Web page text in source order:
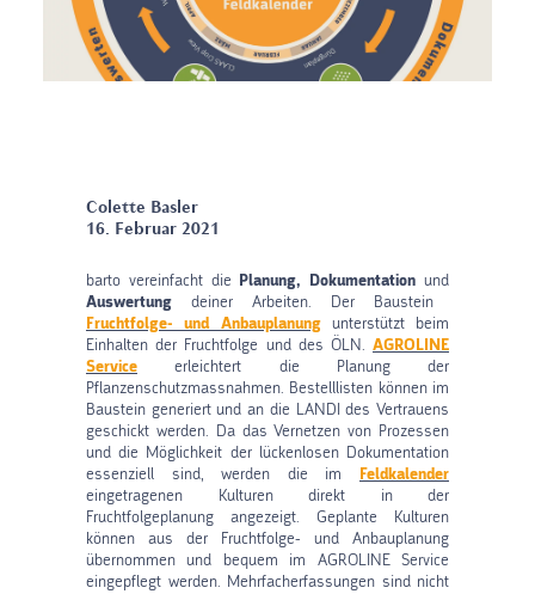
Colette Basler
16. Februar 2021
barto vereinfacht die Planung, Dokumentationund
Auswertung deiner Arbeiten. Der Baustein
Fruchtfolge- und Anbauplanung
unterstützt beim
Einhalten der Fruchtfolge und des ÖLN. AGROLINE
Service
erleichtert die Planung der
Pflanzenschutzmassnahmen. Bestelllisten können im
Baustein generiert und an die LANDI des Vertrauens
geschickt werden. Da das Vernetzen von Prozessen
und die Möglichkeit der lückenlosen Dokumentation
essenziell sind, werden die im
Feldkalender
eingetragenen Kulturen direkt in der
Fruchtfolgeplanung angezeigt. Geplante Kulturen
können aus der Fruchtfolge- und Anbauplanung
übernommen und bequem im AGROLINE Service
eingepflegt werden. Mehrfacherfassungen sind nicht